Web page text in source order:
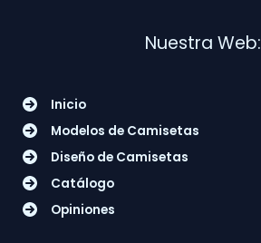
Nuestra Web:
Inicio
Modelos de Camisetas
Diseño de Camisetas
Catálogo
Opiniones